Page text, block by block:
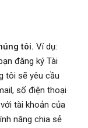
tôi. Ví dụ:
đăng ký Tài
tôi sẽ yêu cầu
số điện thoại
tài khoản của
năng chia sẻ